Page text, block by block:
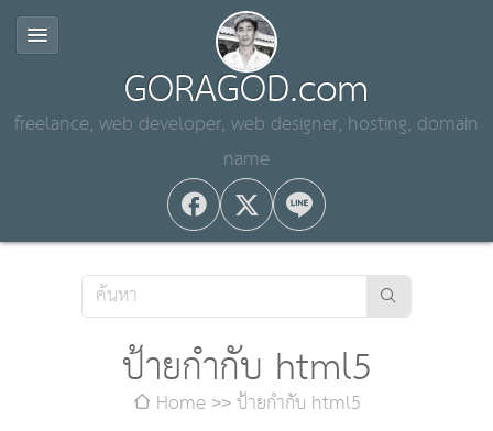
GORAGOD.com
freelance, web developer, web designer, hosting, domain
name
ป้ายกำกับ html5
Home ป้ายกำกับ html5